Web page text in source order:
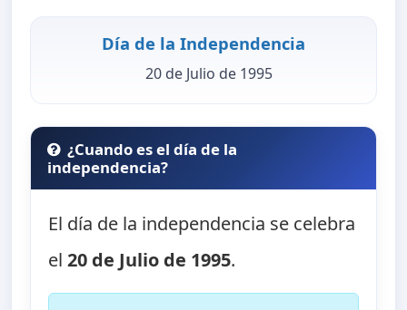
Día de la Independencia
20 de Julio de 1995
¿Cuando es el día de la
independencia?
El día de la independencia se celebra
el20 de Julio de 1995.